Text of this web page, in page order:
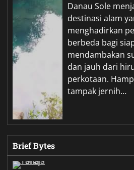
Danau Sole
destinasi alam
menghadirkan
berbeda bagi
mendambakan
dan jauh dari
perkotaan.
tampak jernih…
Brief Bytes